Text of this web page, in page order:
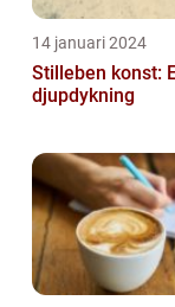
14 januari 2024
Stilleben konst:
djupdykning